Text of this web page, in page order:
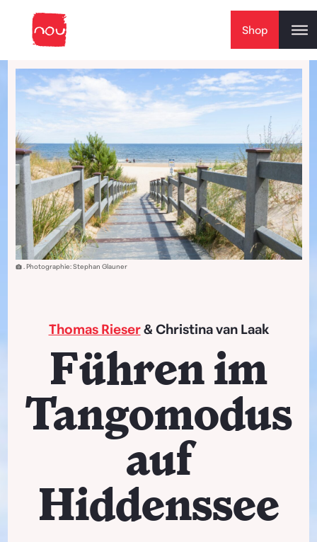
Shop
. Photographie: Stephan Glauner
Führen im
Tangomodus
auf
Hiddenssee
Thomas Rieser& Christina van Laak